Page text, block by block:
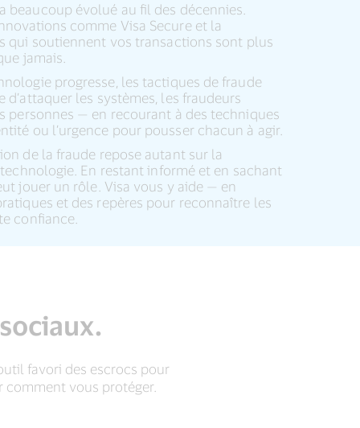
beaucoup évolué au fil des décennies.
comme Visa Secure et la
qui soutiennent vos transactions sont plus
jamais.
progresse, les tactiques de fraude
les systèmes, les fraudeurs
personnes — en recourant à des techniques
ou l’urgence pour pousser chacun à agir.
de la fraude repose autant sur la
En restant informé et en sachant
jouer un rôle. Visa vous y aide — en
et des repères pour reconnaître les
confiance.
favori des escrocs pour
comment vous protéger.